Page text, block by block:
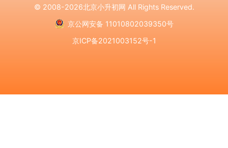
© 2008-2026北京小升初网 All Rights Reserved.
京公网安备 11010802039350号
京ICP备2021003152号-1